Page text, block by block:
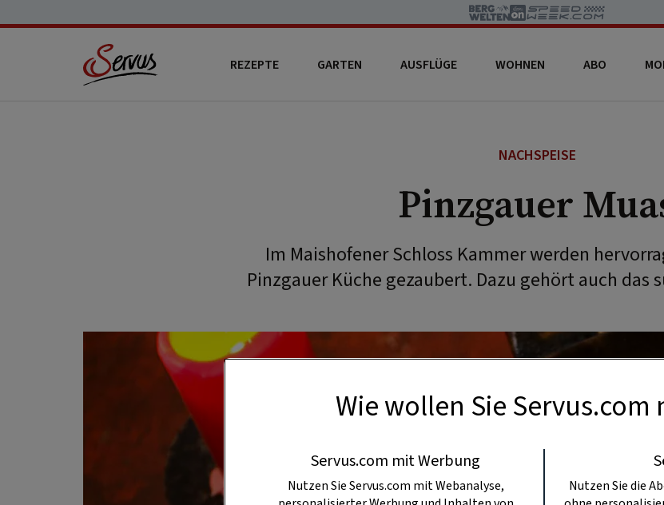
REZEPTE GARTEN AUSFLÜGE WOHNEN ABO
NACHSPEISE
Pinzgauer
Im Maishofener Schloss Kammer werden
Pinzgauer Küche gezaubert. Dazu gehört auch das
Wie wollen Sie Servus.com
Servus.com mit Werbung
Nutzen Sie Servus.com mit Webanalyse,
Nutzen Sie die